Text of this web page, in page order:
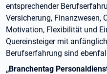
entsprechender
Versicherung, Finanzwesen,
Motivation, Flexibilität und
Quereinsteiger mit
Berufserfahrung sind
„Branchentag